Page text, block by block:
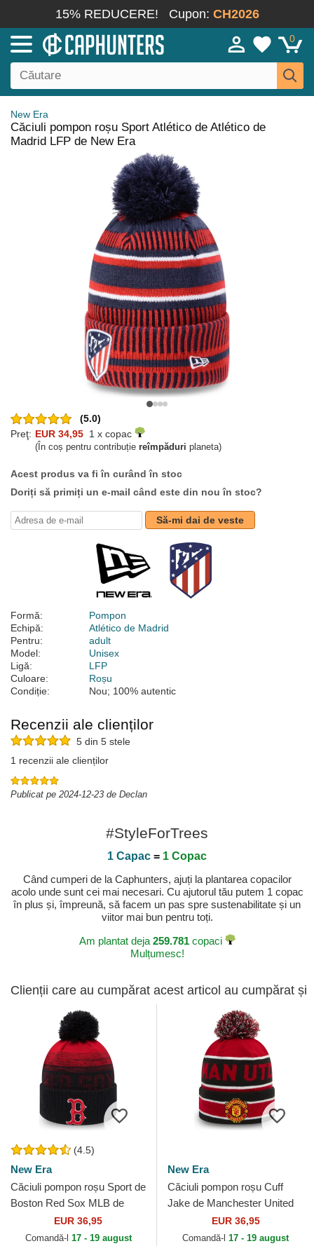
15% REDUCERE! Cupon: CH2026
0
New Era
Căciuli pompon roșu Sport Atlético de Atlético de
Madrid LFP de New Era
(5.0)
Preţ: EUR 34,95 1 x copac
(În coș pentru contribuție reîmpăduri planeta)
Acest produs va fi în curând în stoc
Doriți să primiți un e-mail când este din nou în stoc?
Să-mi dai de veste
Formă:
Pompon
Echipă:
Atlético de Madrid
Pentru:
adult
Model:
Unisex
Ligă:
LFP
Culoare:
Roșu
Condiție:
Nou; 100% autentic
Recenzii ale clienților
5 din 5 stele
1 recenzii ale clienților
Publicat pe 2024-12-23 de Declan
#StyleForTrees
1 Capac = 1 Copac
Când cumperi de la Caphunters, ajuți la plantarea copacilor
acolo unde sunt cei mai necesari. Cu ajutorul tău putem 1 copac
în plus și, împreună, să facem un pas spre sustenabilitate și un
viitor mai bun pentru toți.
Am plantat deja 259.781copaci
Mulțumesc!
Clienții care au cumpărat acest articol au cumpărat și
(4.5)
New Era
Căciuli pompon roșu Sport de
Boston Red Sox MLB de
EUR 36,95
Comandă-l 17 - 19 august
New Era
Căciuli pompon roșu Cuff
Jake de Manchester United
Football Club Premier League
de New Era
EUR 36,95
Comandă-l 17 - 19 august